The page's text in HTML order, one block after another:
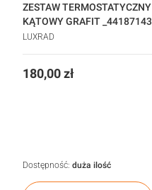
ZESTAW TERMOSTATYCZNY
KĄTOWY GRAFIT _44187143
LUXRAD
Cena
180,00 zł
Dostępność: duża ilość